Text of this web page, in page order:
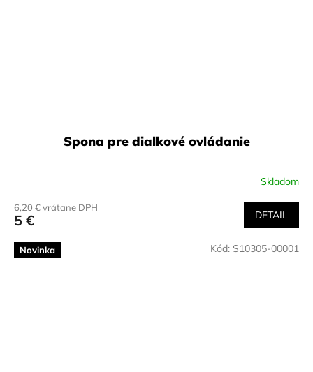
Spona pre dialkové ovládanie
Skladom
6,20 € vrátane DPH
5 € DETAIL
Novinka Kód: S10305-00001